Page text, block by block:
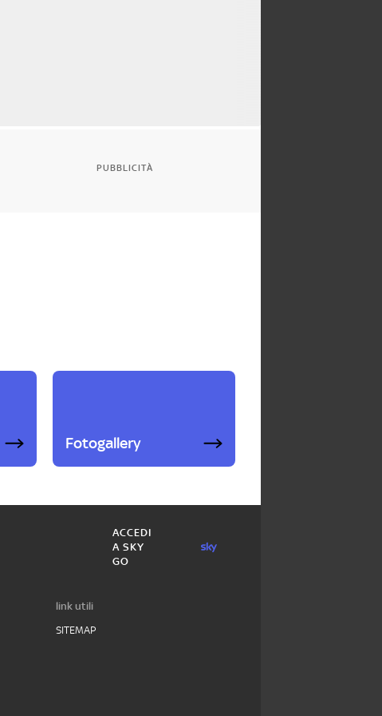
PUBBLICITÀ
Fotogallery
ACCEDI
A SKY
GO
link utili
SITEMAP